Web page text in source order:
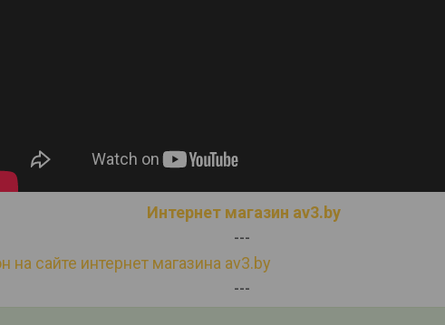
Интернет магазин av3.by
---
на сайте интернет магазина av3.by
---